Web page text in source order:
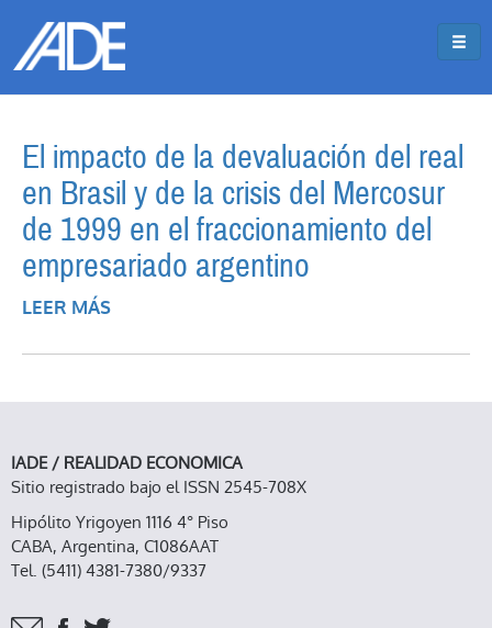
El impacto de la devaluación del real
en Brasil y de la crisis del Mercosur
de 1999 en el fraccionamiento del
empresariado argentino
LEER MÁS
MERCOSUR DE 1999 EN EL
ARGENTINO
IADE / REALIDAD ECONOMICA
Sitio registrado bajo el ISSN 2545-708X
Hipólito Yrigoyen 1116 4° Piso
CABA, Argentina, C1086AAT
Tel. (5411) 4381-7380/9337